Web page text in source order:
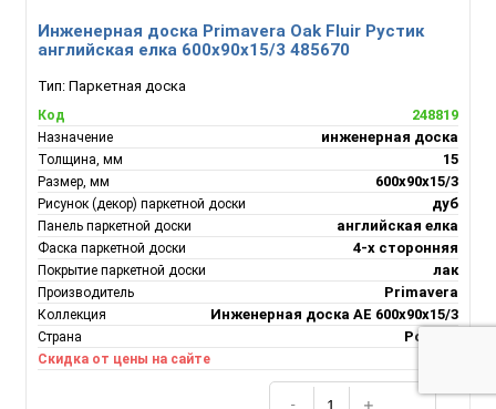
Инженерная доска Primavera Oak Fluir Рустик
английская елка 600х90х15/3 485670
Тип: Паркетная доска
Код 248819
Назначение инженерная доска
Толщина, мм 15
Размер, мм 600х90х15/3
Рисунок (декор) паркетной доски дуб
Панель паркетной доски английская елка
Фаска паркетной доски 4-х сторонняя
Покрытие паркетной доски лак
Производитель Primavera
Коллекция Инженерная доска АЕ 600х90х15/3
Страна Россия
Скидка от цены на сайте